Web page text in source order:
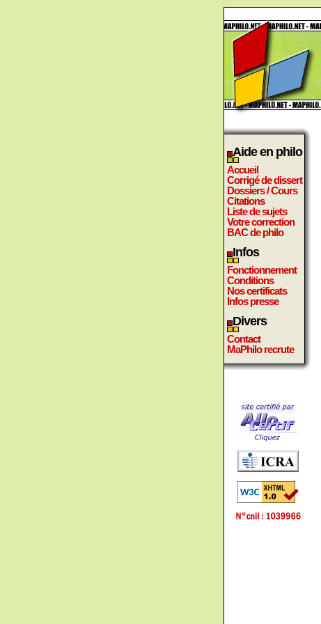
Aide en philo
Accueil
Corrigé de dissert
Dossiers / Cours
Citations
Liste de sujets
Votre correction
BAC de philo
Infos
Fonctionnement
Conditions
Nos certificats
Infos presse
Divers
Contact
MaPhilo recrute